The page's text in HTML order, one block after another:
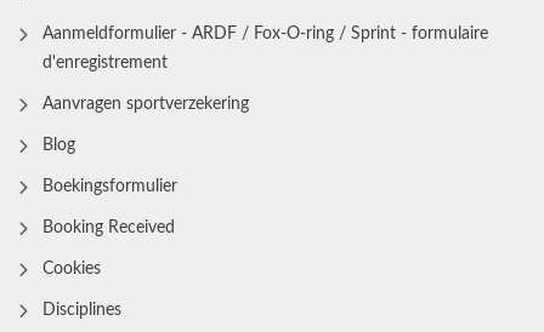
Aanmeldformulier - ARDF / Fox-O-ring / Sprint - formulaire
d'enregistrement
Aanvragen sportverzekering
Blog
Boekingsformulier
Booking Received
Cookies
Disciplines